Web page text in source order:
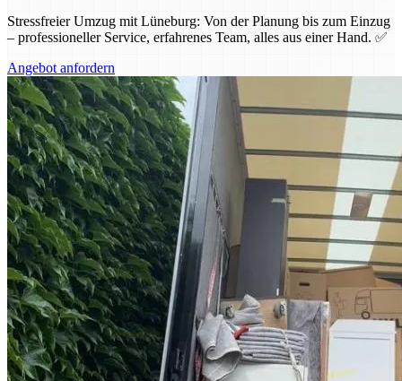
Stressfreier Umzug mit Lüneburg: Von der Planung bis zum Einzug
– professioneller Service, erfahrenes Team, alles aus einer Hand. ✅
Angebot anfordern